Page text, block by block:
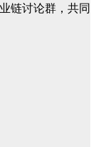
链讨论群，共同